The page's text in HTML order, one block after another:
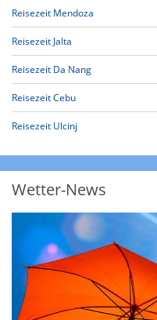
Reisezeit Mendoza
Reisezeit Jalta
Reisezeit Da Nang
Reisezeit Cebu
Reisezeit Ulcinj
Wetter-News